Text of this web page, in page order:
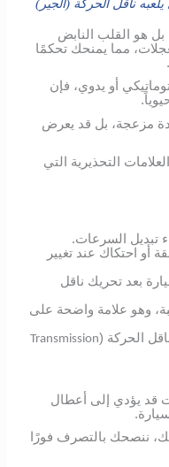
ناقل الحركة (الجير)
بل هو القلب النابض
مما يمنحك تحكمًا
أو يدوي، فإن
مزعجة، بل قد يعرض
التحذيرية التي
تبديل السرعات.
أو احتكاك عند تغيير
بعد تحريك ناقل
وهو علامة واضحة على
الحركة (Transmission
قد يؤدي إلى أعطال
ننصحك بالتصرف فورًا